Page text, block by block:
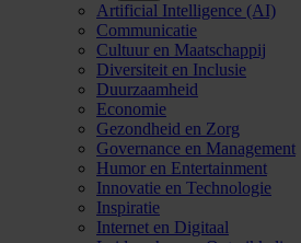
Artificial Intelligence (AI)
Communicatie
Cultuur en Maatschappij
Diversiteit en Inclusie
Duurzaamheid
Economie
Gezondheid en Zorg
Governance en Management
Humor en Entertainment
Innovatie en Technologie
Inspiratie
Internet en Digitaal